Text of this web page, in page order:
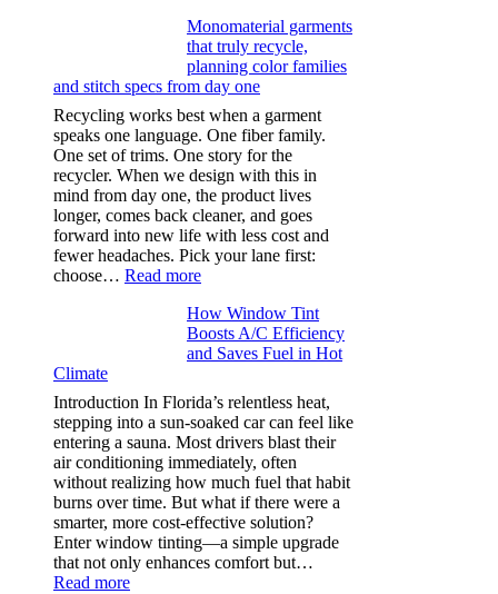
light
microfibers,
stitch
types,
and
needle
sizes
that
stop
puckering
in
performance
tees
Monomaterial garments
that truly recycle,
planning color families
and stitch specs from day one
Recycling works best when a garment
speaks one language. One fiber family.
One set of trims. One story for the
recycler. When we design with this in
mind from day one, the product lives
longer, comes back cleaner, and goes
forward into new life with less cost and
fewer headaches. Pick your lane first:
choose… Read more:
garments
that
truly
planning
color
families
and
stitch
specs
from
day
one
How Window Tint
Boosts A/C Efficiency
and Saves Fuel in Hot
Climate
Introduction In Florida’s relentless heat,
stepping into a sun-soaked car can feel like
entering a sauna. Most drivers blast their
air conditioning immediately, often
without realizing how much fuel that habit
burns over time. But what if there were a
smarter, more cost-effective solution?
Enter window tinting—a simple upgrade
that not only enhances comfort but…
Read more: